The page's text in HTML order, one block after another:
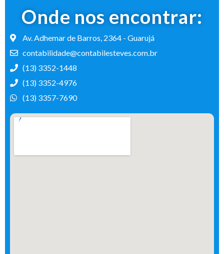
Onde nos encontrar:
Av. Adhemar de Barros, 2364 - Guarujá
contabilidade@contabilesteves.com.br
(13) 3352-1448
(13) 3352-4976
(13) 3357-7690